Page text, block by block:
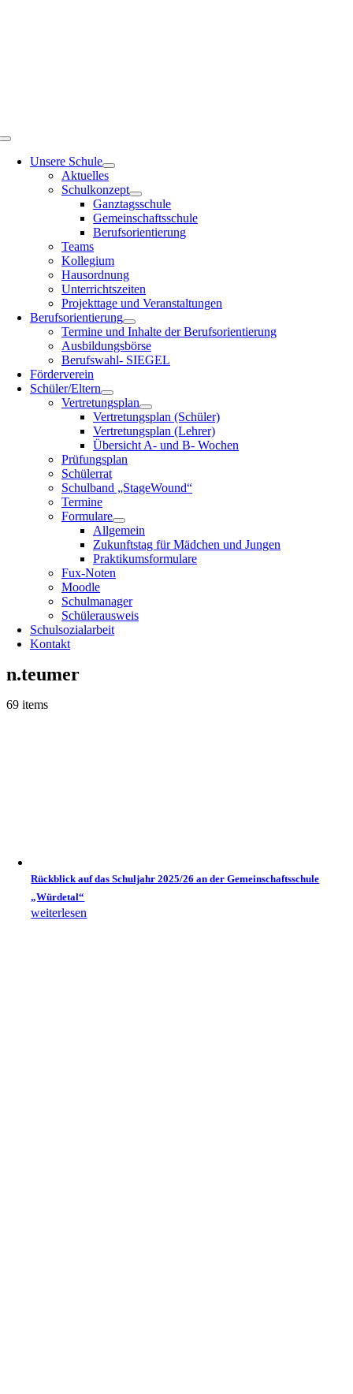
Toggle
NavigationUnsere Schule
Aktuelles
Schulkonzept
Ganztagsschule
Gemeinschaftsschule
Berufsorientierung
Teams
Kollegium
Hausordnung
Unterrichtszeiten
Projekttage und Veranstaltungen
Berufsorientierung
Termine und Inhalte der Berufsorientierung
Ausbildungsbörse
Berufswahl- SIEGEL
Förderverein
Schüler/Eltern
Vertretungsplan
Vertretungsplan (Schüler)
Vertretungsplan (Lehrer)
Übersicht A- und B- Wochen
Prüfungsplan
Schülerrat
Schulband „StageWound“
Termine
Formulare
Allgemein
Zukunftstag für Mädchen und Jungen
Praktikumsformulare
Fux-Noten
Moodle
Schulmanager
Schülerausweis
Schulsozialarbeit
Kontakt
n.teumer
69 items
Rückblick auf das Schuljahr 2025/26 an der Gemeinschaftsschule
„Würdetal“
weiterlesen